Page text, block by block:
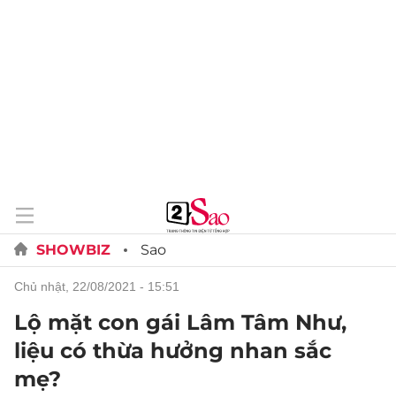
SHOWBIZ Sao
chủ nhật, 22/08/2021 - 15:51
Lộ mặt con gái Lâm Tâm Như,
liệu có thừa hưởng nhan sắc
mẹ?